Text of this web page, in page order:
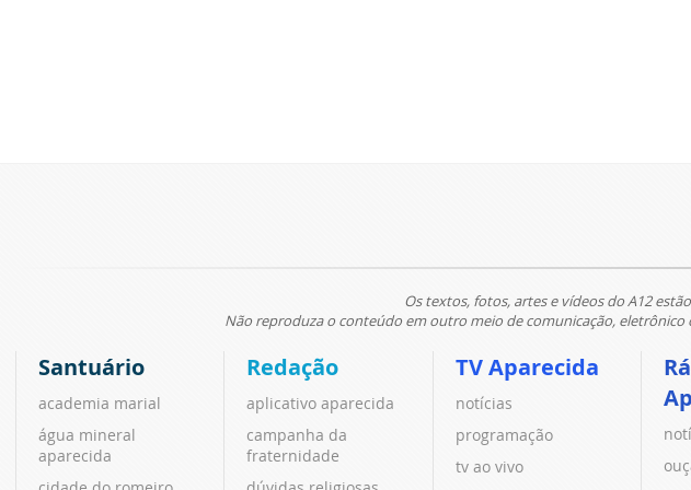
Os textos, fotos, artes e vídeos do A12
Não reproduza o conteúdo em outro meio de comunicação,
Santuário
academia marial
água mineral
aparecida
Redação
aplicativo aparecida
campanha da
fraternidade
TV Aparecida
notícias
programação
tv ao vivo